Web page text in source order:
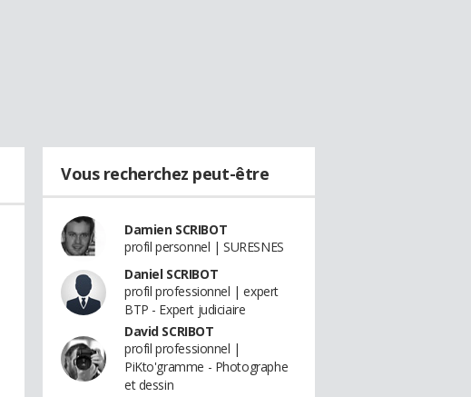
Vous recherchez peut-être
Damien SCRIBOT
profil personnel | SURESNES
Daniel SCRIBOT
profil professionnel | expert
BTP - Expert judiciaire
David SCRIBOT
profil professionnel |
PiKto'gramme - Photographe
et dessin